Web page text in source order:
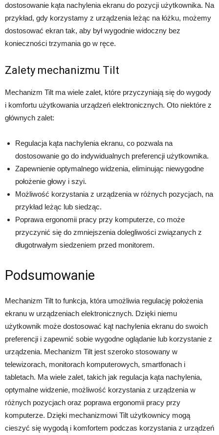
dostosowanie kąta nachylenia ekranu do pozycji użytkownika. Na
przykład, gdy korzystamy z urządzenia leżąc na łóżku, możemy
dostosować ekran tak, aby był wygodnie widoczny bez
konieczności trzymania go w ręce.
Zalety mechanizmu Tilt
Mechanizm Tilt ma wiele zalet, które przyczyniają się do wygody
i komfortu użytkowania urządzeń elektronicznych. Oto niektóre z
głównych zalet:
Regulacja kąta nachylenia ekranu, co pozwala na
dostosowanie go do indywidualnych preferencji użytkownika.
Zapewnienie optymalnego widzenia, eliminując niewygodne
położenie głowy i szyi.
Możliwość korzystania z urządzenia w różnych pozycjach, na
przykład leżąc lub siedząc.
Poprawa ergonomii pracy przy komputerze, co może
przyczynić się do zmniejszenia dolegliwości związanych z
długotrwałym siedzeniem przed monitorem.
Podsumowanie
Mechanizm Tilt to funkcja, która umożliwia regulację położenia
ekranu w urządzeniach elektronicznych. Dzięki niemu
użytkownik może dostosować kąt nachylenia ekranu do swoich
preferencji i zapewnić sobie wygodne oglądanie lub korzystanie z
urządzenia. Mechanizm Tilt jest szeroko stosowany w
telewizorach, monitorach komputerowych, smartfonach i
tabletach. Ma wiele zalet, takich jak regulacja kąta nachylenia,
optymalne widzenie, możliwość korzystania z urządzenia w
różnych pozycjach oraz poprawa ergonomii pracy przy
komputerze. Dzięki mechanizmowi Tilt użytkownicy mogą
cieszyć się wygodą i komfortem podczas korzystania z urządzeń